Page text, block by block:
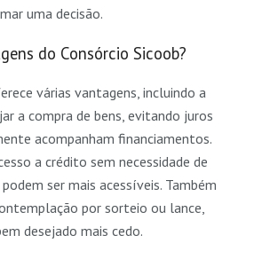
uma decisão.
do Consórcio Sicoob?
várias vantagens, incluindo a
a compra de bens, evitando juros
acompanham financiamentos.
a crédito sem necessidade de
ser mais acessíveis. Também
por sorteio ou lance,
desejado mais cedo.